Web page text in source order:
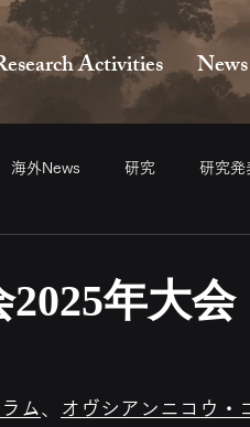
Activities News
海外News 研究 研究発
年大会
ム、 オヴシアンニコウ・